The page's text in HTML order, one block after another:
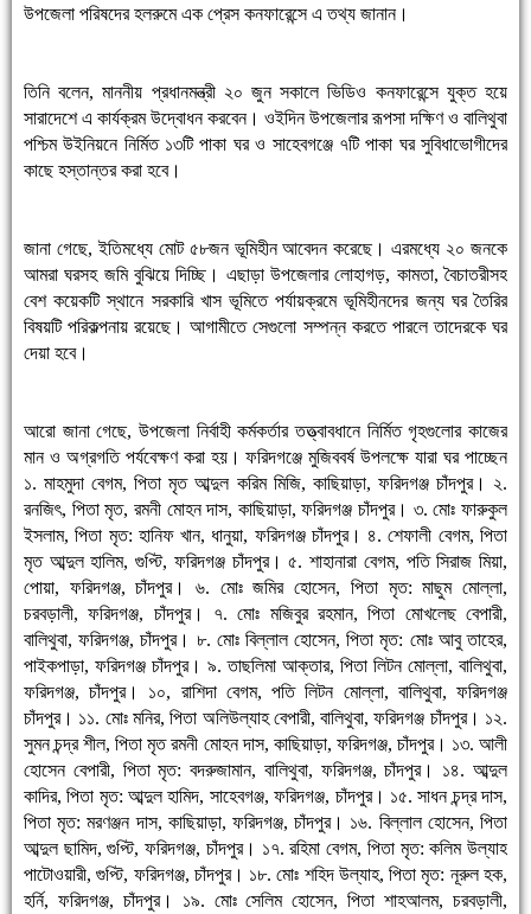
উপজেলা পরিষদের হলরুমে এক প্রেস কনফারেন্সে এ তথ্য জানান।
তিনি বলেন, মাননীয় প্রধানমন্ত্রী ২০ জুন সকালে ভিডিও কনফারেন্সে যুক্ত হয়ে
সারাদেশে এ কার্যক্রম উদ্বোধন করবেন। ওইদিন উপজেলার রূপসা দক্ষিণ ও বালিথুবা
পশ্চিম উইনিয়নে নির্মিত ১৩টি পাকা ঘর ও সাহেবগঞ্জে ৭টি পাকা ঘর সুবিধাভোগীদের
কাছে হস্তান্তর করা হবে।
জানা গেছে, ইতিমধ্যে মোট ৫৮জন ভূমিহীন আবেদন করেছে। এরমধ্যে ২০ জনকে
আমরা ঘরসহ জমি বুঝিয়ে দিচ্ছি। এছাড়া উপজেলার লোহাগড়, কামতা, বৈচাতরীসহ
বেশ কয়েকটি স্থানে সরকারি খাস ভূমিতে পর্যায়ক্রমে ভূমিহীনদের জন্য ঘর তৈরির
বিষয়টি পরিকল্পনায় রয়েছে। আগামীতে সেগুলো সম্পন্ন করতে পারলে তাদেরকে ঘর
দেয়া হবে।
আরো জানা গেছে, উপজেলা নির্বাহী কর্মকর্তার তত্ত্বাবধানে নির্মিত গৃহগুলোর কাজের
মান ও অগ্রগতি পর্যবেক্ষণ করা হয়। ফরিদগঞ্জে মুজিববর্ষ উপলক্ষে যারা ঘর পাচ্ছেন
১. মাহমুদা বেগম, পিতা মৃত আব্দুল করিম মিজি, কাছিয়াড়া, ফরিদগঞ্জ চাঁদপুর। ২.
রনজিৎ, পিতা মৃত, রমনী মোহন দাস, কাছিয়াড়া, ফরিদগঞ্জ চাঁদপুর। ৩. মোঃ ফারুকুল
ইসলাম, পিতা মৃত: হানিফ খান, ধানুয়া, ফরিদগঞ্জ চাঁদপুর। ৪. শেফালী বেগম, পিতা
মৃত আব্দুল হালিম, গুপ্টি, ফরিদগঞ্জ চাঁদপুর। ৫. শাহানারা বেগম, পতি সিরাজ মিয়া,
পোয়া, ফরিদগঞ্জ, চাঁদপুর। ৬. মোঃ জমির হোসেন, পিতা মৃত: মাছুম মোল্লা,
চরবড়ালী, ফরিদগঞ্জ, চাঁদপুর। ৭. মোঃ মজিবুর রহমান, পিতা মোখলেছ বেপারী,
বালিথুবা, ফরিদগঞ্জ, চাঁদপুর। ৮. মোঃ বিল্লাল হোসেন, পিতা মৃত: মোঃ আবু তাহের,
পাইকপাড়া, ফরিদগঞ্জ চাঁদপুর। ৯. তাছলিমা আক্তার, পিতা লিটন মোল্লা, বালিথুবা,
ফরিদগঞ্জ, চাঁদপুর। ১০, রাশিদা বেগম, পতি লিটন মোল্লা, বালিথুবা, ফরিদগঞ্জ
চাঁদপুর। ১১. মোঃ মনির, পিতা অলিউল্যাহ বেপারী, বালিথুবা, ফরিদগঞ্জ চাঁদপুর। ১২.
সুমন চন্দ্র শীল, পিতা মৃত রমনী মোহন দাস, কাছিয়াড়া, ফরিদগঞ্জ, চাঁদপুর। ১৩. আলী
হোসেন বেপারী, পিতা মৃত: বদরুজামান, বালিথুবা, ফরিদগঞ্জ, চাঁদপুর। ১৪. আব্দুল
কাদির, পিতা মৃত: আব্দুল হামিদ, সাহেবগঞ্জ, ফরিদগঞ্জ, চাঁদপুর। ১৫. সাধন চন্দ্র দাস,
পিতা মৃত: মরণঞ্জন দাস, কাছিয়াড়া, ফরিদগঞ্জ, চাঁদপুর। ১৬. বিল্লাল হোসেন, পিতা
আব্দুল ছামিদ, গুপ্টি, ফরিদগঞ্জ, চাঁদপুর। ১৭. রহিমা বেগম, পিতা মৃত: কলিম উল্যাহ
পাটোওয়ারী, গুপ্টি, ফরিদগঞ্জ, চাঁদপুর। ১৮. মোঃ শহিদ উল্যাহ, পিতা মৃত: নূরুল হক,
হর্নি, ফরিদগঞ্জ, চাঁদপুর। ১৯. মোঃ সেলিম হোসেন, পিতা শাহআলম, চরবড়ালী,